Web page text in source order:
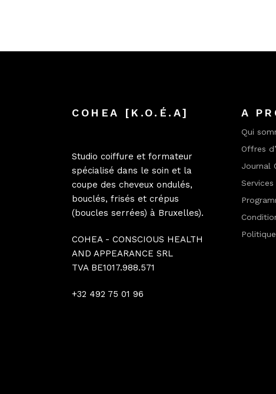
COHEA [K.O.É.A]
Studio coiffure et formateur
spécialisé dans le soin et la
coupe des cheveux ondulés,
bouclés, frisés et crépus
(boucles serrées) à Bruxelles).
COHEA - CONSCIOUS HEALTH
AND APPEARANCE SRL
TVA BE1017.988.571
+32 492 75 01 96
A
Qui
Offres
Journal